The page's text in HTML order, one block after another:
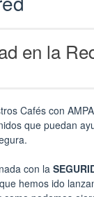
en la
Cafés con
que puedan
con la
hemos ido